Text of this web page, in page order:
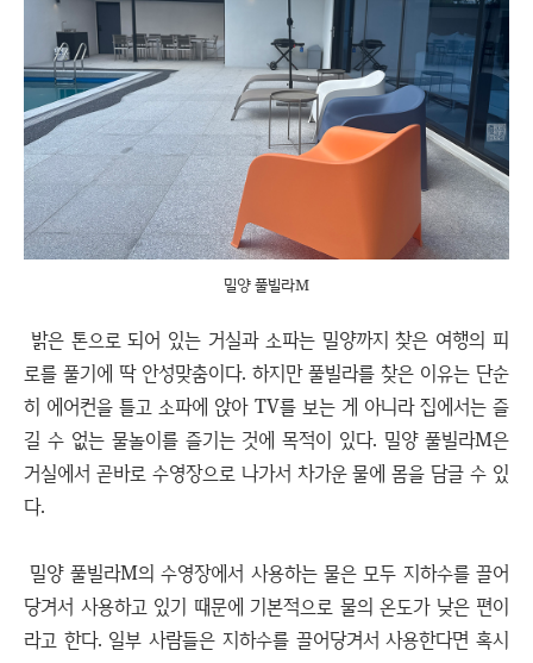
밀양 풀빌라M
밝은 톤으로 되어 있는 거실과 소파는 밀양까지 찾은 여행의 피
로를 풀기에 딱 안성맞춤이다. 하지만 풀빌라를 찾은 이유는 단순
히 에어컨을 틀고 소파에 앉아 TV를 보는 게 아니라 집에서는 즐
길 수 없는 물놀이를 즐기는 것에 목적이 있다. 밀양 풀빌라M은
거실에서 곧바로 수영장으로 나가서 차가운 물에 몸을 담글 수 있
다.
밀양 풀빌라M의 수영장에서 사용하는 물은 모두 지하수를 끌어
당겨서 사용하고 있기 때문에 기본적으로 물의 온도가 낮은 편이
라고 한다. 일부 사람들은 지하수를 끌어당겨서 사용한다면 혹시